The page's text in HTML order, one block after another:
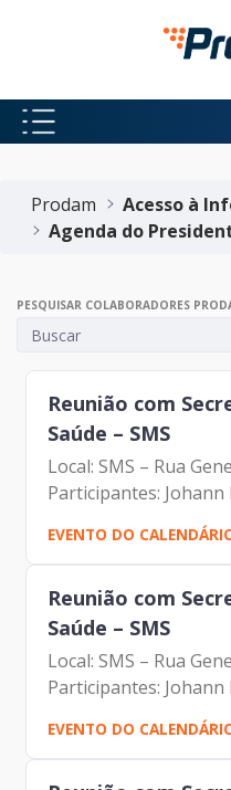
Pular para o Conteúdo
Prodam
Acesso à
Agenda do
PESQUISAR COLABORADORES
Reunião com
Saúde – SMS
Local: SMS – Rua
Participantes:
Celso de Paula
Aparecido dos Santos
EVENTO DO
Reunião com
Saúde – SMS
Local: SMS – Rua
Participantes:
Celso de Paula
Aparecido dos Santos
EVENTO DO